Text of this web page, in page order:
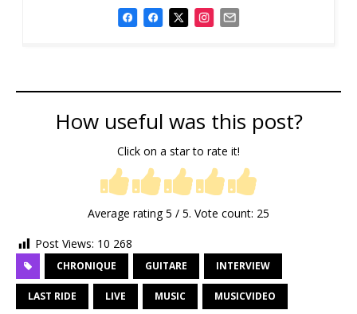
How useful was this post?
Click on a star to rate it!
Average rating5 / 5. Vote count: 25
Post Views: 10 268
CHRONIQUE GUITARE INTERVIEW
LAST RIDE LIVE MUSIC MUSICVIDEO